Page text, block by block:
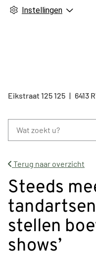
Instellingen
Eikstraat 125125 6413
Terug naar overzicht
Steeds
tandartsen
stellen
shows’